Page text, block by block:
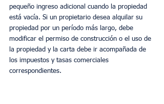
pequeño ingreso adicional cuando la propiedad
está vacía. Si un propietario desea alquilar su
propiedad por un período más largo, debe
modificar el permiso de construcción o el uso de
la propiedad y la carta debe ir acompañada de
los impuestos y tasas comerciales
correspondientes.